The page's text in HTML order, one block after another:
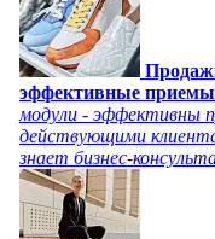
эффективные приемы
модули - эффективны
действующими
знает бизнес-